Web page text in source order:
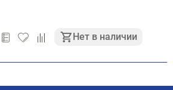
Нет в наличии